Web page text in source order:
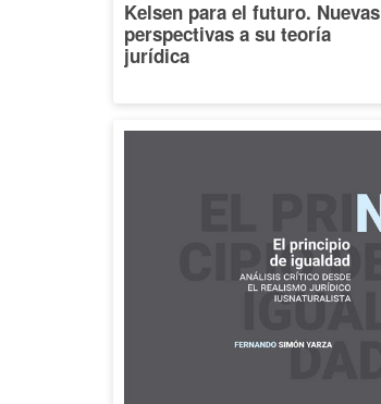
Kelsen para el futuro. Nuevas
perspectivas a su teoría
jurídica